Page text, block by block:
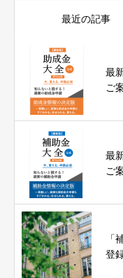
最近の記事
最
ご
最
ご
「
登